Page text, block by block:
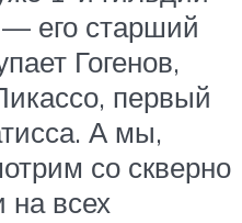
его старший
Гогенов,
первый
А мы,
со скверно
на всех